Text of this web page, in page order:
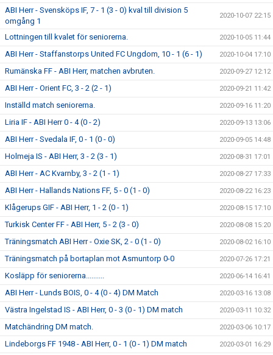
ABI Herr - Svensköps IF, 7 - 1 (3 - 0) kval till division 5
omgång 1
2020-10-07 22:15
Lottningen till kvalet för seniorerna. 2020-10-05 11:44
ABI Herr - Staffanstorps United FC Ungdom, 10 - 1 (6 - 1) 2020-10-04 17:10
Rumänska FF - ABI Herr, matchen avbruten. 2020-09-27 12:12
ABI Herr - Orient FC, 3 - 2 (2 - 1) 2020-09-21 11:42
Inställd match seniorerna. 2020-09-16 11:20
Liria IF - ABI Herr 0 - 4 (0 - 2) 2020-09-13 13:06
ABI Herr - Svedala IF, 0 - 1 (0 - 0) 2020-09-05 14:48
Holmeja IS - ABI Herr, 3 - 2 (3 - 1) 2020-08-31 17:01
ABI Herr - AC Kvarnby, 3 - 2 (1 - 1) 2020-08-27 17:33
ABI Herr - Hallands Nations FF, 5 - 0 (1 - 0) 2020-08-22 16:23
Klågerups GIF - ABI Herr, 1 - 2 (0 - 1) 2020-08-15 17:10
Turkisk Center FF - ABI Herr, 5 - 2 (3 - 0) 2020-08-08 15:20
Träningsmatch ABI Herr - Oxie SK, 2 - 0 (1 - 0) 2020-08-02 16:10
Träningsmatch på bortaplan mot Asmuntorp 0-0 2020-07-26 17:21
Kosläpp för seniorerna.......... 2020-06-14 16:41
ABI Herr - Lunds BOIS, 0 - 4 (0 - 4) DM Match 2020-03-16 13:08
Västra Ingelstad IS - ABI Herr, 0 - 3 (0 - 1) DM match 2020-03-11 10:32
Matchändring DM match. 2020-03-06 10:17
Lindeborgs FF 1948 - ABI Herr, 0 - 1 (0 - 1) DM match 2020-03-01 16:29